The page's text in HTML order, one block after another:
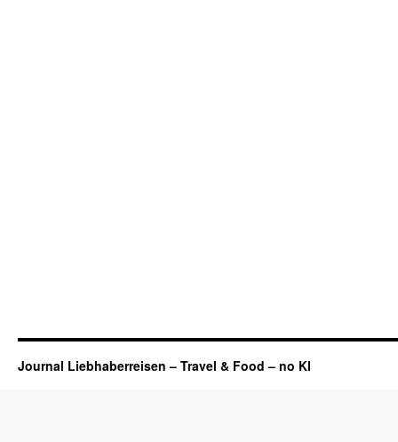
Journal Liebhaberreisen – Travel & Food – no KI